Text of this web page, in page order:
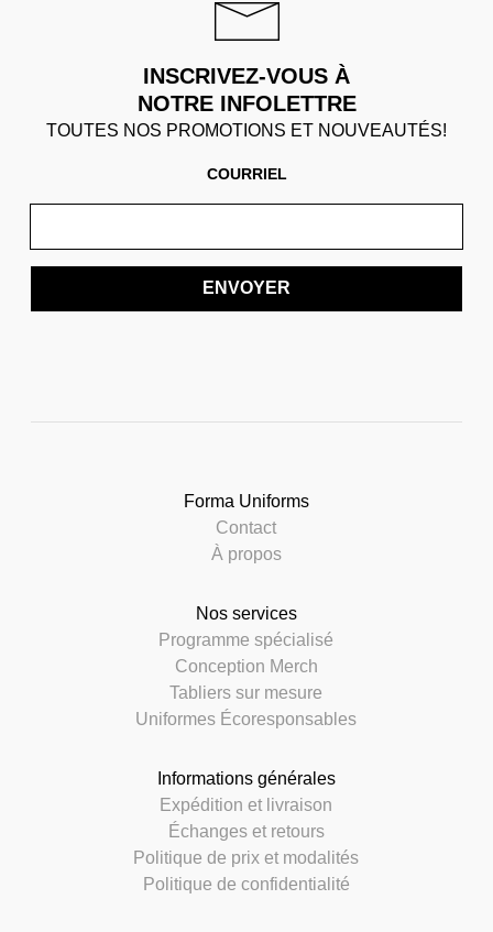
INSCRIVEZ-VOUS À
NOTRE INFOLETTRE
TOUTES NOS PROMOTIONS ET NOUVEAUTÉS!
COURRIEL
ENVOYER
Forma Uniforms
Contact
À propos
Nos services
Programme spécialisé
Conception Merch
Tabliers sur mesure
Uniformes Écoresponsables
Informations générales
Expédition et livraison
Échanges et retours
Politique de prix et modalités
Politique de confidentialité